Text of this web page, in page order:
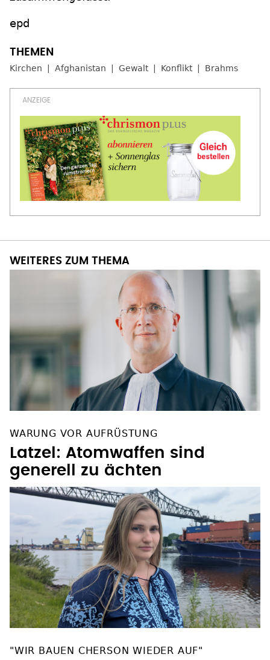
epd
Kirchen Afghanistan Gewalt Konflikt Brahms
WEITERES ZUM THEMA
WARUNG VOR AUFRÜSTUNG
Latzel: Atomwaffen sind
generell zu ächten
"WIR BAUEN CHERSON WIEDER AUF"